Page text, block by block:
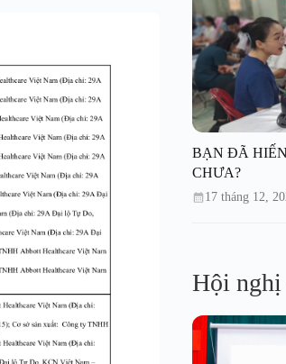
BẠN ĐÃ
CHƯA?
17 tháng 12,
Hội